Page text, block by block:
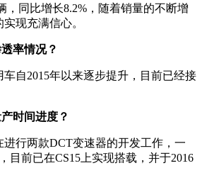
，同比增长8.2%，随着销量的不断增
现充满信心。
率情况？
自2015年以来逐步提升，目前已经接
时间进度？
进行两款DCT变速器的开发工作，一
目前已在CS15上实现搭载，并于2016